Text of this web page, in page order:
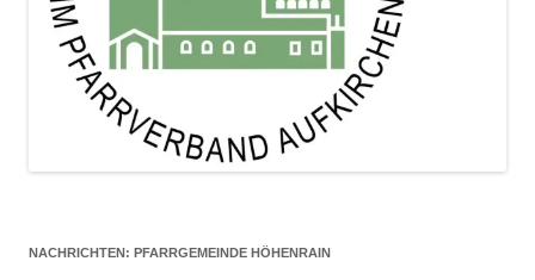
NACHRICHTEN: PFARRGEMEINDE HÖHENRAIN